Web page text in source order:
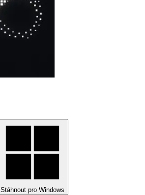
Stáhnout pro Windows